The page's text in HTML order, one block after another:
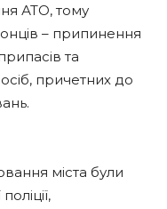
АТО, тому
– припинення
та
причетних до
міста були